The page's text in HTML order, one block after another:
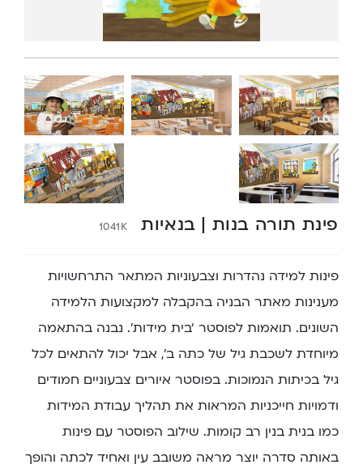
פינת תורה בנות | בנאיות 1041K
פינות למידה נהדרות וצבעוניות המתאר התרחשויות
מענינות מאתר הבניה בהקבלה למקצועות הלמידה
השונים. תואמות לפוסטר ‘בית מידות’. נבנה בהתאמה
מיוחדת לשכבת גיל של כתה ב’, אבל יכול להתאים לכל
גיל בכיתות הנמוכות. בפוסטר איורים צבעוניים חמודים
ודמויות חייכניות המראות את תהליך עבודת המידות
כמו בנית בנין רב קומות. שילוב הפוסטר עם פינות
באותה סדרה יוצר מראה משובב עין ואחיד לכתה והופך